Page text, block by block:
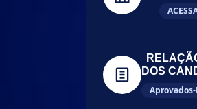
DOS